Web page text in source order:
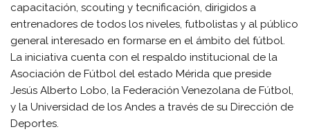
capacitación, scouting y tecnificación, dirigidos a
entrenadores de todos los niveles, futbolistas y al público
general interesado en formarse en el ámbito del fútbol.
La iniciativa cuenta con el respaldo institucional de la
Asociación de Fútbol del estado Mérida que preside
Jesús Alberto Lobo, la Federación Venezolana de Fútbol,
y la Universidad de los Andes a través de su Dirección de
Deportes.